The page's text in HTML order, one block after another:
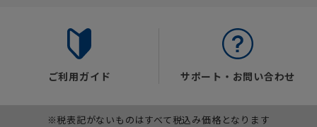
ご利用ガイド サポート・お問い合わせ
※税表記がないものはすべて税込み価格となります